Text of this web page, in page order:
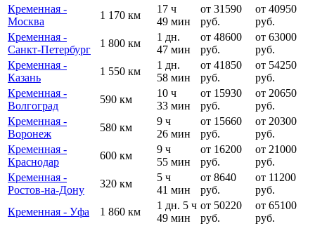
Кременная -
Москва
1 170 км
17 ч
49 мин
от 31590
руб.
от 40950
руб.
Кременная -
Санкт-Петербург
1 800 км
1 дн.
47 мин
от 48600
руб.
от 63000
руб.
Кременная -
Казань
1 550 км
1 дн.
58 мин
от 41850
руб.
от 54250
руб.
Кременная -
Волгоград
590 км
10 ч
33 мин
от 15930
руб.
от 20650
руб.
Кременная -
Воронеж
580 км
9 ч
26 мин
от 15660
руб.
от 20300
руб.
Кременная -
Краснодар
600 км
9 ч
55 мин
от 16200
руб.
от 21000
руб.
Кременная -
Ростов-на-Дону
320 км
5 ч
41 мин
от 8640
руб.
от 11200
руб.
Кременная - Уфа
1 860 км
1 дн. 5 ч
49 мин
от 50220
руб.
от 65100
руб.